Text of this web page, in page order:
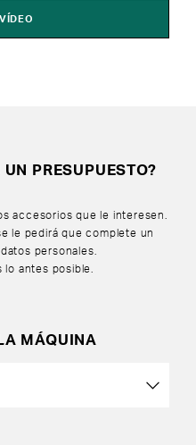
PRESUPUESTO?
accesorios que le interesen.
le pedirá que complete un
personales.
lo antes posible.
MÁQUINA